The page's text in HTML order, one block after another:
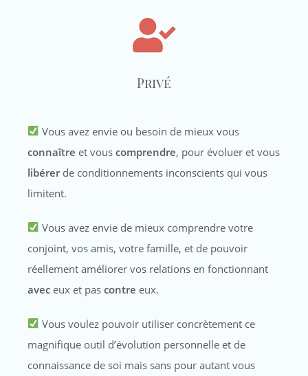
Privé
Vous avez envie ou besoin de mieux vous
connaître et vouscomprendre, pour évoluer et vous
libérerde conditionnements inconscients qui vous
limitent.
Vous avez envie de mieux comprendre votre
conjoint, vos amis, votre famille, et de pouvoir
réellement améliorer vos relations en fonctionnant
aveceux et pascontre eux.
Vous voulez pouvoir utiliser concrètement ce
magnifique outil d’évolution personnelle et de
connaissance de soi mais sans pour autant vous